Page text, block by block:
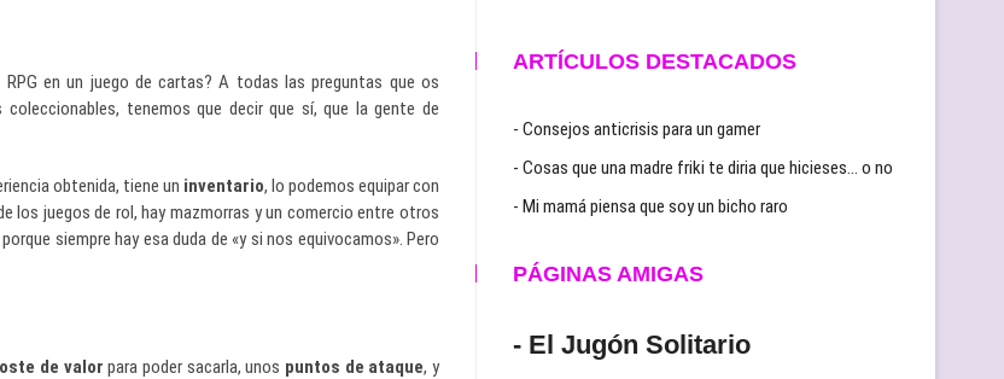
en un juego de cartas? A todas las preguntas que os
tenemos que decir que sí, que la gente de
obtenida, tiene un inventario, lo podemos equipar con
los juegos de rol, hay mazmorras y un comercio entre otros
siempre hay esa duda de «y si nos equivocamos». Pero
de valor para poder sacarla, unos puntos de ataque, y
ARTÍCULOS DESTACADOS
- Consejos anticrisis para un gamer
- Cosas que una madre friki te diria que hicieses… o no
- Mi mamá piensa que soy un bicho raro
PÁGINAS AMIGAS
- El Jugón Solitario